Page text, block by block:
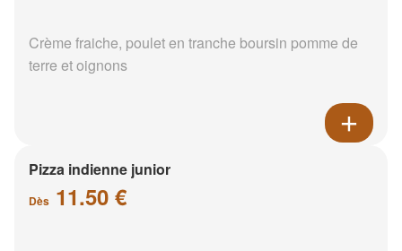
Crème fraiche, poulet en tranche boursin pomme de
terre et oignons
Pizza indienne junior
Dès 11.50 €